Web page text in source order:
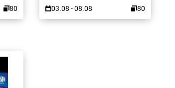
80 03.08 - 08.08 80